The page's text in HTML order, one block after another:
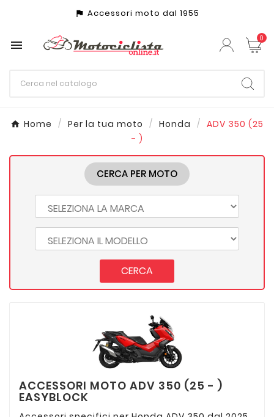
assistant_photo Accessori moto dal 1955
 0
Home Per la tua moto Honda
ADV 350 (25
- )
CERCA PER MOTO
CERCA
ACCESSORI MOTO ADV 350 (25 - )
EASYBLOCK